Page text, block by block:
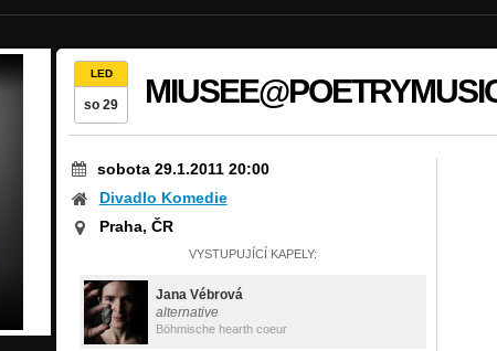
LED
so 29
sobota 29.1.2011 20:00
Divadlo Komedie
Praha, ČR
VYSTUPUJÍCÍ KAPELY:
Jana Vébrová
alternative
Böhmische hearth coeur